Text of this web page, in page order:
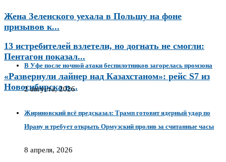
Жена Зеленского уехала в Польшу на фоне
призывов к...
13 истребителей взлетели, но догнать не смогли:
Пентагон показал...
«Развернули лайнер над Казахстаном»: рейс S7 из
Новосибирска в...
В Уфе после ночной атаки беспилотников загорелась промзона
2 августа, 2026
Жириновский всё предсказал: Трамп готовит ядерный удар по
Ирану и требует открыть Ормузский пролив за считанные часы
8 апреля, 2026